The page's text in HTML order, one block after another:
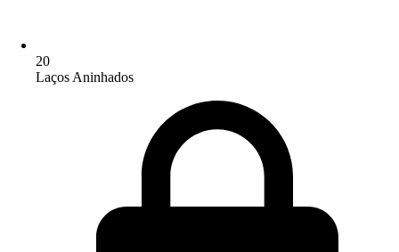
20
Laços Aninhados